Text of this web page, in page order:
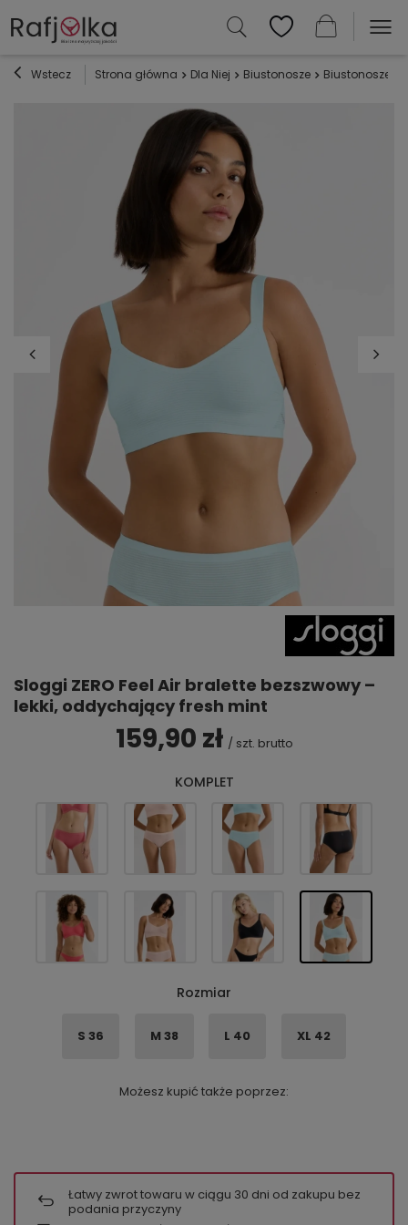
Wstecz Strona główna Dla Niej Biustonosze Biustonosze
Sloggi ZERO Feel Air bralette bezszwowy –
lekki, oddychający fresh mint
159,90 zł / szt. brutto
KOMPLET
Rozmiar
S 36 M 38 L 40 XL 42
Możesz kupić także poprzez:
Łatwy zwrot towaru w ciągu 30 dni od zakupu bez
podania przyczyny